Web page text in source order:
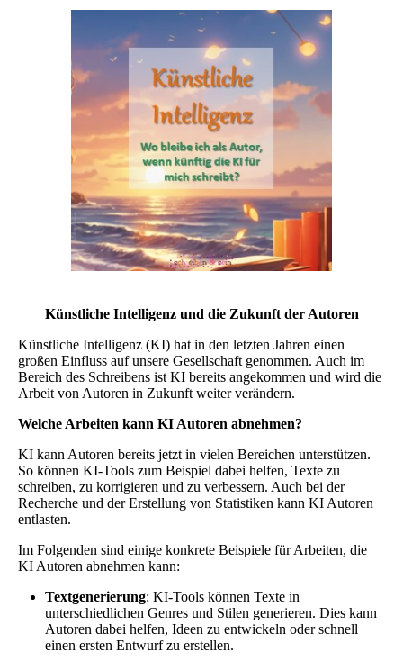
Künstliche Intelligenz und die Zukunft der Autoren
Künstliche Intelligenz (KI) hat in den letzten Jahren einen
großen Einfluss auf unsere Gesellschaft genommen. Auch im
Bereich des Schreibens ist KI bereits angekommen und wird die
Arbeit von Autoren in Zukunft weiter verändern.
Welche Arbeiten kann KI Autoren abnehmen?
KI kann Autoren bereits jetzt in vielen Bereichen unterstützen.
So können KI-Tools zum Beispiel dabei helfen, Texte zu
schreiben, zu korrigieren und zu verbessern. Auch bei der
Recherche und der Erstellung von Statistiken kann KI Autoren
entlasten.
Im Folgenden sind einige konkrete Beispiele für Arbeiten, die
KI Autoren abnehmen kann:
Textgenerierung: KI-Tools können Texte in
unterschiedlichen Genres und Stilen generieren. Dies kann
Autoren dabei helfen, Ideen zu entwickeln oder schnell
einen ersten Entwurf zu erstellen.